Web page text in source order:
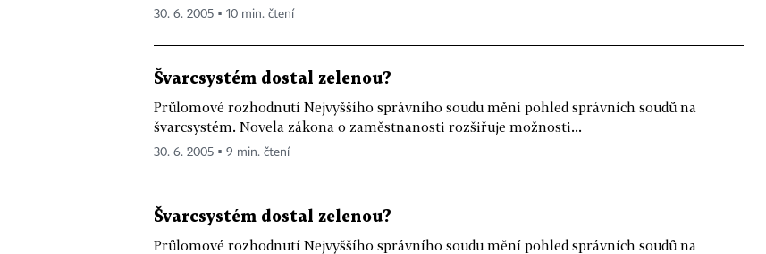
30. 6. 2005 ▪ 10 min. čtení
Švarcsystém dostal zelenou?
Průlomové rozhodnutí Nejvyššího správního soudu mění pohled správních soudů na
švarcsystém. Novela zákona o zaměstnanosti rozšiřuje možnosti...
30. 6. 2005 ▪ 9 min. čtení
Švarcsystém dostal zelenou?
Průlomové rozhodnutí Nejvyššího správního soudu mění pohled správních soudů na